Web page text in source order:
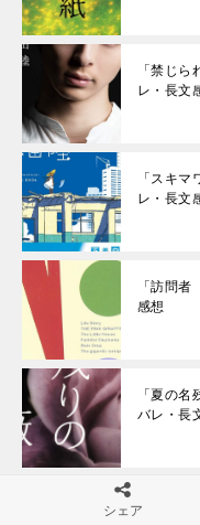
「禁じ
レ・長文
「スキ
レ・長文
「訪問
感想
「夏の
バレ・長
「ユージ
シェア